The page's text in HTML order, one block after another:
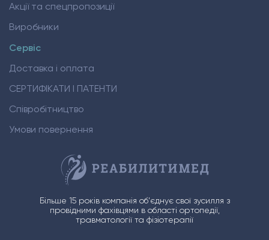
Акції та спецпропозиції
Виробники
Сервіс
Доставка і оплата
СЕРТИФІКАТИ І ПАТЕНТИ
Співробітництво
Умови повернення
Більше 15 років компанія об'єднує свої зусилля з
провідними фахівцями в області ортопедії,
травматології та фізіотерапії